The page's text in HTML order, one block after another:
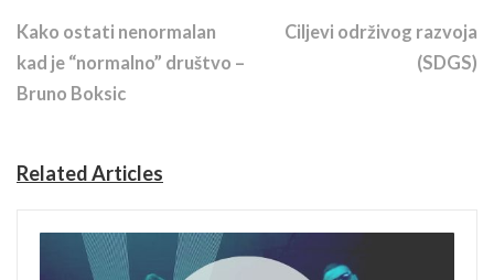
Kako ostati nenormalan
kad je “normalno” društvo –
Bruno Boksic
Ciljevi održivog razvoja
(SDGS)
Related Articles